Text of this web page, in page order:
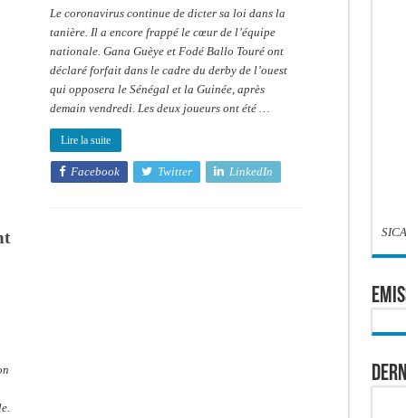
Guèye
et
Ballo
Touré
positif
Le coronavirus continue de dicter sa loi dans la
tanière. Il a encore frappé le cœur de l’équipe
nationale. Gana Guèye et Fodé Ballo Touré ont
déclaré forfait dans le cadre du derby de l’ouest
qui opposera le Sénégal et la Guinée, après
demain vendredi. Les deux joueurs ont été …
Lire la suite
Facebook Twitter LinkedIn